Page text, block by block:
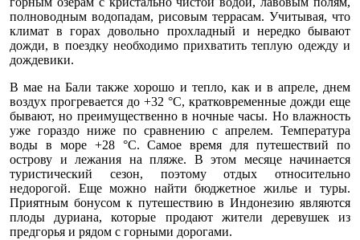
полноводным водопадам, рисовым террасам. Учитывая, что
климат в горах довольно прохладный и нередко бывают
дожди, в поездку необходимо прихватить теплую одежду и
дождевики.
В мае на Бали также хорошо и тепло, как и в апреле, днем
воздух прогревается до +32 °С, кратковременные дожди еще
бывают, но преимущественно в ночные часы. Но влажность
уже гораздо ниже по сравнению с апрелем. Температура
воды в море +28 °С. Самое время для путешествий по
острову и лежания на пляже. В этом месяце начинается
туристический сезон, поэтому отдых относительно
недорогой. Еще можно найти бюджетное жилье и туры.
Приятным бонусом к путешествию в Индонезию являются
плоды дуриана, которые продают жители деревушек из
предгорья и рядом с горными дорогами.